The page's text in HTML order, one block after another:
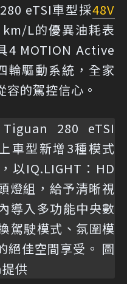
eTSI車型採48V
L的優異油耗表
4 MOTION Active
驅動系統，全家
的駕控信心。